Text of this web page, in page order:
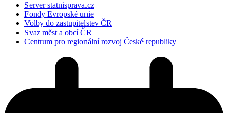
Server statnisprava.cz
Fondy Evropské unie
Volby do zastupitelstev ČR
Svaz měst a obcí ČR
Centrum pro regionální rozvoj České republiky